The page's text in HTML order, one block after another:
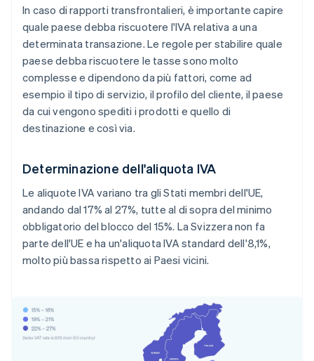
In caso di rapporti transfrontalieri, è importante capire
quale paese debba riscuotere l'IVA relativa a una
determinata transazione. Le regole per stabilire quale
paese debba riscuotere le tasse sono molto
complesse e dipendono da più fattori, come ad
esempio il tipo di servizio, il profilo del cliente, il paese
da cui vengono spediti i prodotti e quello di
destinazione e così via.
Determinazione dell'aliquota IVA
Le aliquote IVA variano tra gli Stati membri dell'UE,
andando dal 17% al 27%, tutte al di sopra del minimo
obbligatorio del blocco del 15%. La Svizzera non fa
parte dell'UE e ha un'aliquota IVA standard dell'8,1%,
molto più bassa rispetto ai Paesi vicini.